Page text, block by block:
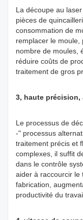
La découpe au
pièces de
consommation de
remplacer le moule,
nombre de moules,
réduire coûts de
traitement de gros
3, haute
Le processus de
-" processus
traitement précis et
complexes, il suffit
dans le contrôle
aider à raccourcir le
fabrication,
productivité du